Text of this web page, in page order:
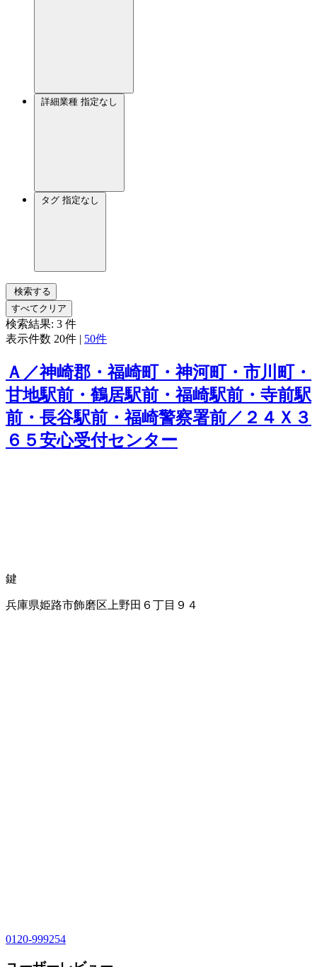
詳細業種 指定なし
タグ 指定なし
検索する
すべてクリア
検索結果: 3 件
表示件数 20件 | 50件
Ａ／神崎郡・福崎町・神河町・市川町・
甘地駅前・鶴居駅前・福崎駅前・寺前駅
前・長谷駅前・福崎警察署前／２４Ｘ３
６５安心受付センター
鍵
兵庫県姫路市飾磨区上野田６丁目９４
0120-999254